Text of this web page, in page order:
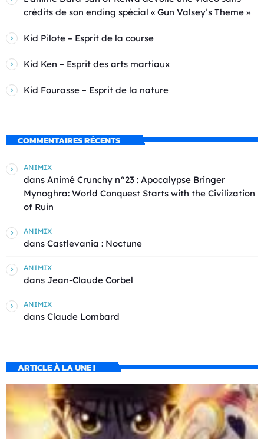
crédits de son ending spécial « Gun Valsey’s Theme »
Kid Pilote – Esprit de la course
Kid Ken – Esprit des arts martiaux
Kid Fourasse – Esprit de la nature
COMMENTAIRES RÉCENTS
ANIMIX
dans Animé Crunchy n°23 : Apocalypse Bringer
Mynoghra: World Conquest Starts with the Civilization
of Ruin
ANIMIX
dans Castlevania : Noctune
ANIMIX
dans Jean-Claude Corbel
ANIMIX
dans Claude Lombard
ARTICLE À LA UNE !